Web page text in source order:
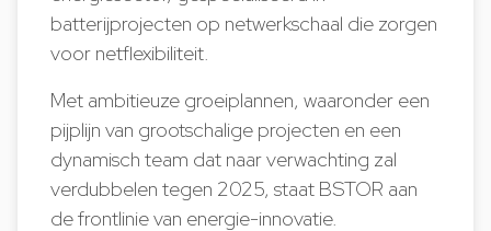
batterijprojecten op netwerkschaal die zorgen
voor netflexibiliteit.
Met ambitieuze groeiplannen, waaronder een
pijplijn van grootschalige projecten en een
dynamisch team dat naar verwachting zal
verdubbelen tegen 2025, staat BSTOR aan
de frontlinie van energie-innovatie.